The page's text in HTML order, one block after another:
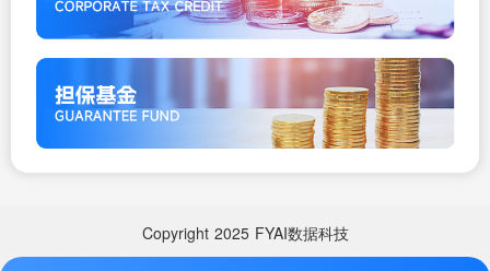
Copyright 2025 FYAI数据科技